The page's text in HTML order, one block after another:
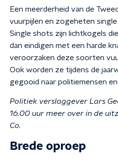
Een meerderheid van de
vuurpijlen en zogeheten
Single shots zijn lichtkogels
dan eindigen met een harde
veroorzaken deze soorten
Ook worden ze tijdens de
gegooid naar politiemensen
Politiek verslaggever Lars
16.00 uur meer over in de
Co.
Brede oproep